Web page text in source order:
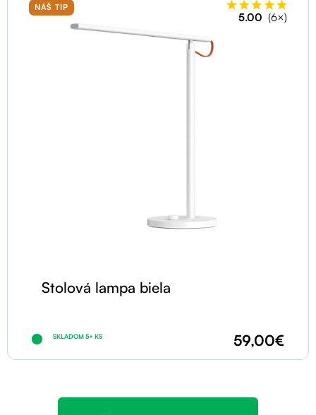
NÁŠ TIP
5.00 (6×)
Stolová lampa biela
SKLADOM 5+ KS 59,00€